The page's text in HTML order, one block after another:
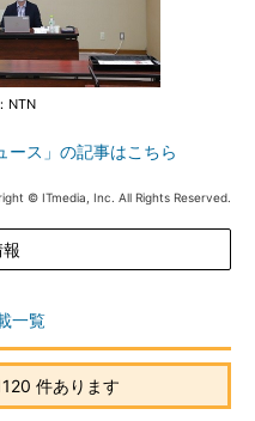
NTN
ス」の記事はこちら
© ITmedia, Inc. All Rights Reserved.
一覧
件あります